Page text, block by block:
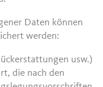
Daten können
werden:
usw.)
die nach den